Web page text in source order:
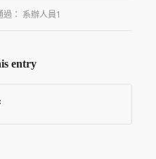
過： 系辦人員1
entry